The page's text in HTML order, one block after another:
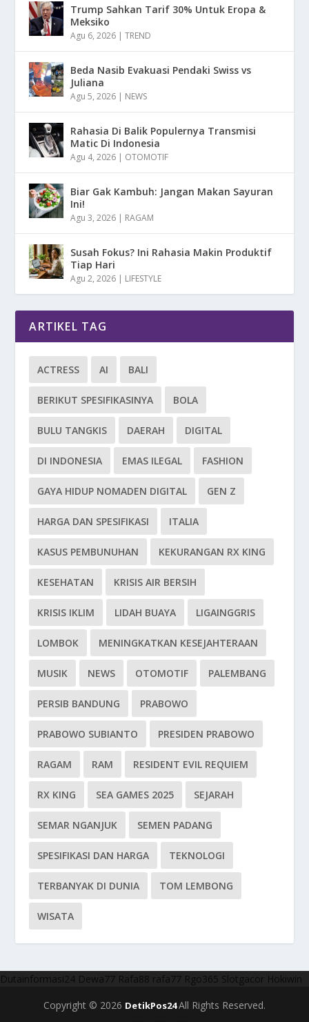
Trump Sahkan Tarif 30% Untuk Eropa &
Meksiko
Agu 6, 2026 |TREND
Beda Nasib Evakuasi Pendaki Swiss vs
Juliana
Agu 5, 2026 | NEWS
Rahasia Di Balik Populernya Transmisi
Matic Di Indonesia
Agu 4, 2026 | OTOMOTIF
Biar Gak Kambuh: Jangan Makan Sayuran
Ini!
Agu 3, 2026 | RAGAM
Susah Fokus? Ini Rahasia Makin Produktif
Tiap Hari
Agu 2, 2026 | LIFESTYLE
ARTIKEL TAG
ACTRESS AI BALI
BERIKUT SPESIFIKASINYA BOLA
BULU TANGKIS DAERAH DIGITAL
DI INDONESIA EMAS ILEGAL FASHION
GAYA HIDUP NOMADEN DIGITAL GEN Z
HARGA DAN SPESIFIKASI ITALIA
KASUS PEMBUNUHAN KEKURANGAN RX KING
KESEHATAN KRISIS AIR BERSIH
KRISIS IKLIM LIDAH BUAYA LIGAINGGRIS
LOMBOK MENINGKATKAN KESEJAHTERAAN
MUSIK NEWS OTOMOTIF PALEMBANG
PERSIB BANDUNG PRABOWO
PRABOWO SUBIANTO PRESIDEN PRABOWO
RAGAM RAM RESIDENT EVIL REQUIEM
RX KING SEA GAMES 2025 SEJARAH
SEMAR NGANJUK SEMEN PADANG
SPESIFIKASI DAN HARGA TEKNOLOGI
TERBANYAK DI DUNIA TOM LEMBONG
WISATA
Dutainformasi24 Dewa77 Rafa88 rafa77 Rgo365 Slotgacor Hokiwin
Copyright © 2026 DetikPos24All Rights Reserved.